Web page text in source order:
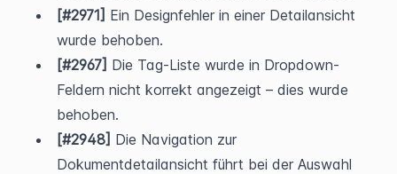
[#2971] Ein Designfehler in einer Detailansicht
wurde behoben.
[#2967] Die Tag-Liste wurde in Dropdown-
Feldern nicht korrekt angezeigt – dies wurde
behoben.
[#2948] Die Navigation zur
Dokumentdetailansicht führt bei der Auswahl